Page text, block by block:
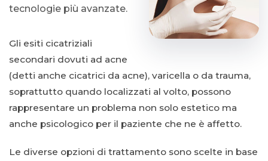
tecnologie più avanzate.
Gli esiti cicatriziali
secondari dovuti ad acne
(detti anche cicatrici da acne), varicella o da trauma,
soprattutto quando localizzati al volto, possono
rappresentare un problema non solo estetico ma
anche psicologico per il paziente che ne è affetto.
Le diverse opzioni di trattamento sono scelte in base